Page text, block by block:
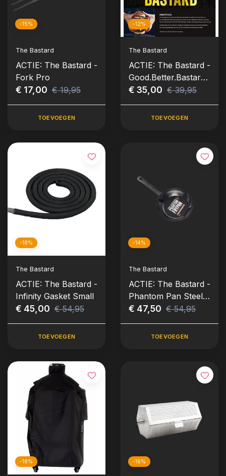
-15%
The Bastard
ACTIE: The Bastard -
Fork Pro
€ 17,00 € 19,95
TOEVOEGEN
-12%
The Bastard
ACTIE: The Bastard -
Good.Better.Bastard.
Character Is All ­
€ 35,00 € 39,95
TOEVOEGEN
-18%
The Bastard
ACTIE: The Bastard -
Infinity Gasket Small
€ 45,00 € 54,95
TOEVOEGEN
-14%
The Bastard
ACTIE: The Bastard -
Phantom Pan Steel
(M Ø 24 cm)
€ 47,50 € 54,95
TOEVOEGEN
-18% -16%